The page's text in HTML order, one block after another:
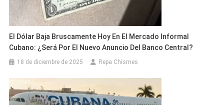
El Dólar Baja Bruscamente Hoy En El Mercado Informal
Cubano: ¿Será Por El Nuevo Anuncio Del Banco Central?
18 de diciembre de 2025 Repa Chismes